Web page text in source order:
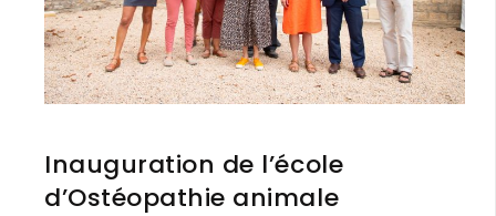
Inauguration de l’école
d’Ostéopathie animale